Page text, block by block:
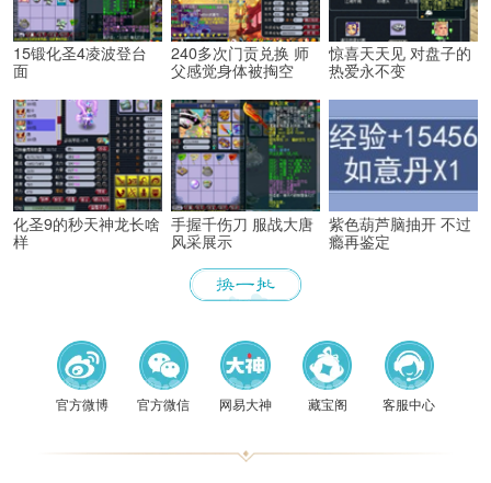
15锻化圣4凌波登台
面
240多次门贡兑换 师
父感觉身体被掏空
惊喜天天见 对盘子的
热爱永不变
化圣9的秒天神龙长啥
样
手握千伤刀 服战大唐
风采展示
紫色葫芦脑抽开 不过
瘾再鉴定
《梦幻
官方微博 官方微信 网易大神 藏宝阁 客服中心